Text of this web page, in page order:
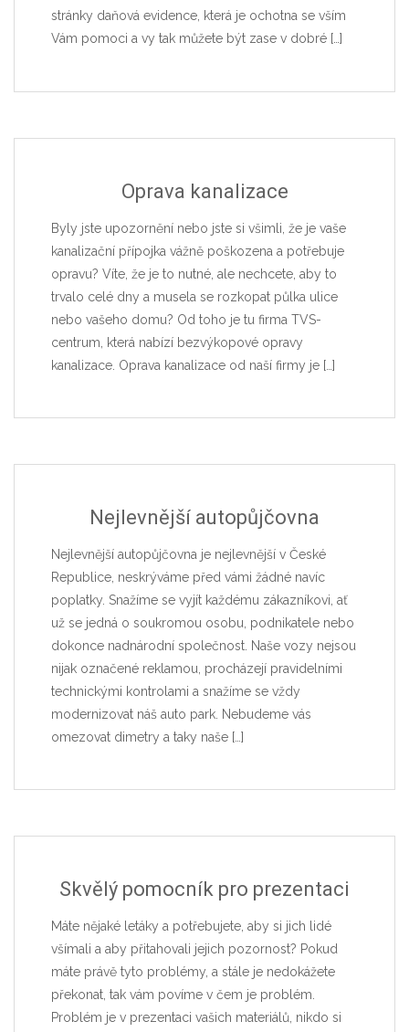
stránky daňová evidence, která je ochotna se vším
Vám pomoci a vy tak můžete být zase v dobré […]
Oprava kanalizace
Byly jste upozornění nebo jste si všimli, že je vaše
kanalizační přípojka vážně poškozena a potřebuje
opravu? Víte, že je to nutné, ale nechcete, aby to
trvalo celé dny a musela se rozkopat půlka ulice
nebo vašeho domu? Od toho je tu firma TVS-
centrum, která nabízí bezvýkopové opravy
kanalizace. Oprava kanalizace od naší firmy je […]
Nejlevnější autopůjčovna
Nejlevnější autopůjčovna je nejlevnější v České
Republice, neskrýváme před vámi žádné navíc
poplatky. Snažíme se vyjít každému zákazníkovi, ať
už se jedná o soukromou osobu, podnikatele nebo
dokonce nadnárodní společnost. Naše vozy nejsou
nijak označené reklamou, procházejí pravidelními
technickými kontrolami a snažíme se vždy
modernizovat náš auto park. Nebudeme vás
omezovat dimetry a taky naše […]
Skvělý pomocník pro prezentaci
Máte nějaké letáky a potřebujete, aby si jich lidé
všímali a aby přitahovali jejich pozornost? Pokud
máte právě tyto problémy, a stále je nedokážete
překonat, tak vám povíme v čem je problém.
Problém je v prezentaci vašich materiálů, nikdo si